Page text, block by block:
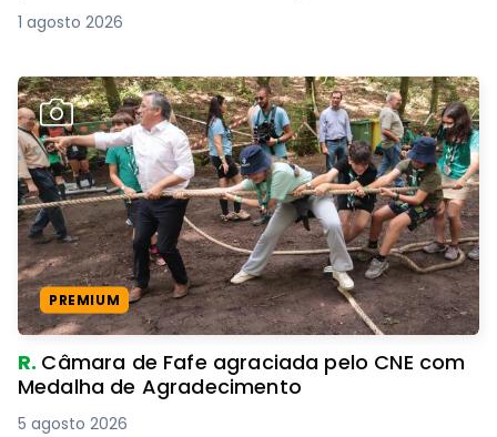
1 agosto 2026
PREMIUM
R. Câmara de Fafe agraciada pelo CNE com
Medalha de Agradecimento
5 agosto 2026